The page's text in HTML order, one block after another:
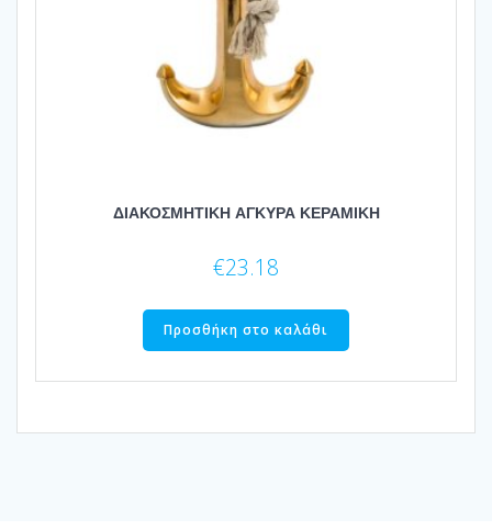
ΔΙΑΚΟΣΜΗΤΙΚΗ ΑΓΚΥΡΑ ΚΕΡΑΜΙΚΗ
€23.18
Προσθήκη στο καλάθι